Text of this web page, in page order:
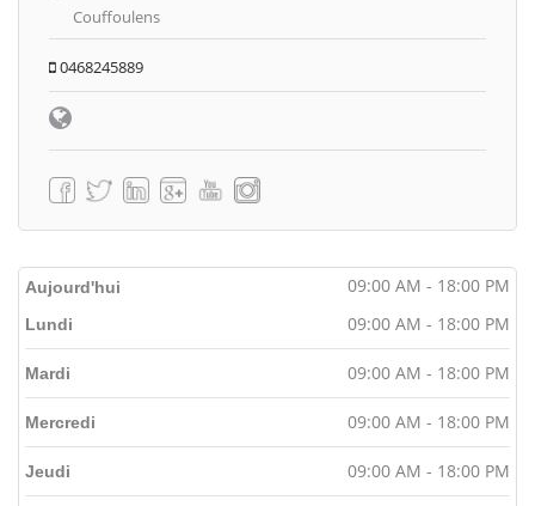
Couffoulens
0468245889
Aujourd'hui 09:00 AM - 18:00 PM
Lundi 09:00 AM - 18:00 PM
Mardi 09:00 AM - 18:00 PM
Mercredi 09:00 AM - 18:00 PM
Jeudi 09:00 AM - 18:00 PM